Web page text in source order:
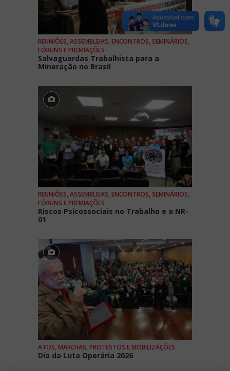
REUNIÕES, ASSEMBLEIAS, ENCONTROS, SEMINÁRIOS,
FÓRUNS E PREMIAÇÕES
Salvaguardas Trabalhista para a
Mineração no Brasil
REUNIÕES, ASSEMBLEIAS, ENCONTROS, SEMINÁRIOS,
FÓRUNS E PREMIAÇÕES
Riscos Psicossociais no Trabalho e a NR-
01
ATOS, MARCHAS, PROTESTOS E MOBILIZAÇÕES
Dia da Luta Operária 2026